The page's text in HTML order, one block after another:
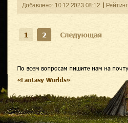
Добавленo: 10.12.2023 08:12
1 2 Следующая
По всем вопросам пишите нам на
«Fantasy Worlds»